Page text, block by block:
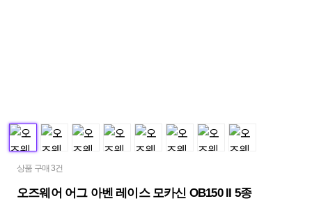
상품 구매 3건
오즈웨어 어그 아벤 레이스 모카신 OB150 II 5종